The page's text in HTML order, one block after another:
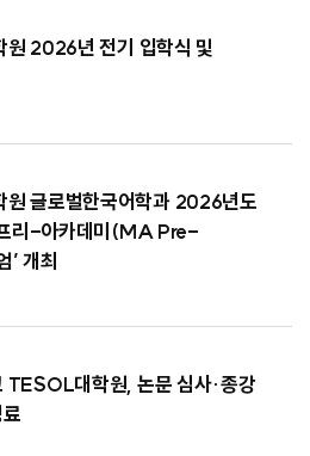
원 2026년 전기 입학식 및
원 글로벌한국어학과 2026년도
프리-아카데미(MA Pre-
개최
TESOL대학원, 논문 심사·종강